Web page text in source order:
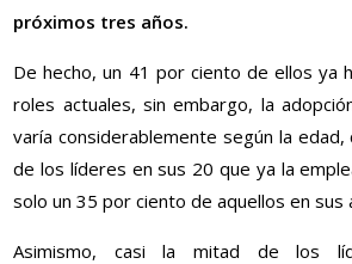
próximos tres años.
De hecho, un 41 por ciento de ellos ya
roles actuales, sin embargo, la
varía considerablemente según la
de los líderes en sus 20 que ya la
solo un 35 por ciento de aquellos en sus
Asimismo, casi la mitad de los